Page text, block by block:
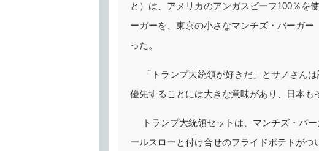
と）は、アメリカのアンガスビーフ100％を
ーガーを、東京の小さなマンチズ・バーガ
った。
「トランプ大統領が好きだ」とサノさん
優先することには大きな意味があり、日本も
トランプ大統領セットは、マンチズ・バ
ールスローと付け合せのフライドポテトが